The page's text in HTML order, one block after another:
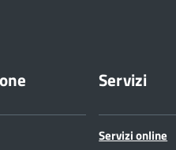
Servizi
Servizi online